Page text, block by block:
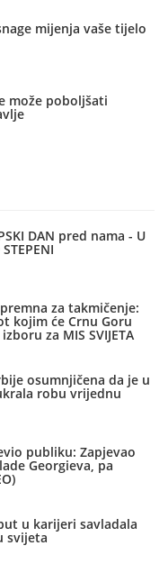
mijenja vaše tijelo
može poboljšati
DAN pred nama - U
za takmičenje:
kojim će Crnu Goru
za MIS SVIJETA
osumnjičena da je u
robu vrijednu
publiku: Zapjevao
Georgieva, pa
u karijeri savladala
svijeta